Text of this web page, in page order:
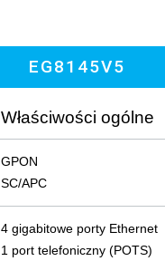
EG8145V5
Właściwości ogólne
GPON
SC/APC
4 gigabitowe porty Ethernet
1 port telefoniczny (POTS)